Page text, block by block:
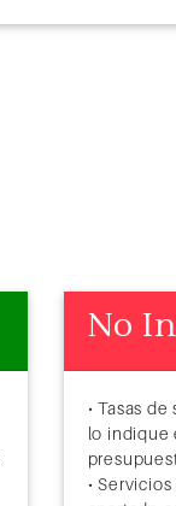
No
• Tasas
lo indique
•